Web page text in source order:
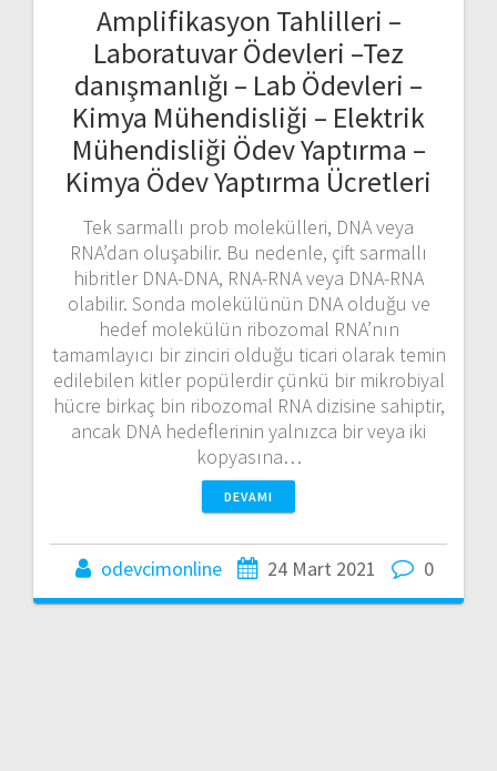
Amplifikasyon Tahlilleri –
Laboratuvar Ödevleri –Tez
danışmanlığı – Lab Ödevleri –
Kimya Mühendisliği – Elektrik
Mühendisliği Ödev Yaptırma –
Kimya Ödev Yaptırma Ücretleri
Tek sarmallı prob molekülleri, DNA veya
RNA’dan oluşabilir. Bu nedenle, çift sarmallı
hibritler DNA-DNA, RNA-RNA veya DNA-RNA
olabilir. Sonda molekülünün DNA olduğu ve
hedef molekülün ribozomal RNA’nın
tamamlayıcı bir zinciri olduğu ticari olarak temin
edilebilen kitler popülerdir çünkü bir mikrobiyal
hücre birkaç bin ribozomal RNA dizisine sahiptir,
ancak DNA hedeflerinin yalnızca bir veya iki
kopyasına…
DEVAMI
odevcimonline 24 Mart 2021 0